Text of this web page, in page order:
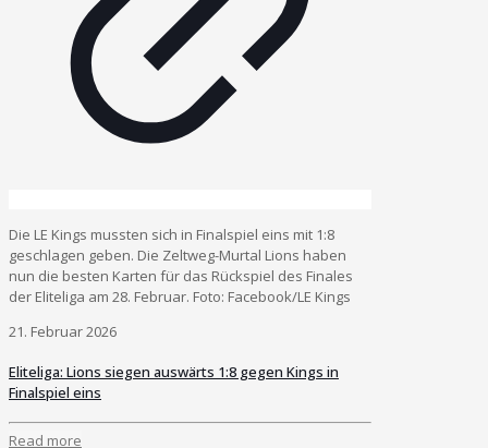
Die LE Kings mussten sich in Finalspiel eins mit 1:8
geschlagen geben. Die Zeltweg-Murtal Lions haben
nun die besten Karten für das Rückspiel des Finales
der Eliteliga am 28. Februar. Foto: Facebook/LE Kings
21. Februar 2026
Eliteliga: Lions siegen auswärts 1:8 gegen Kings in
Finalspiel eins
Read more